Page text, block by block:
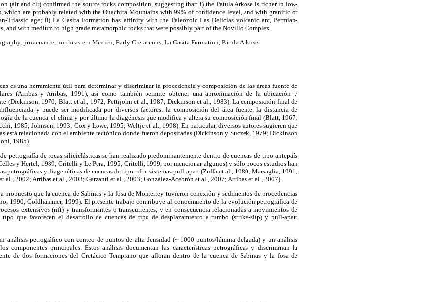
(alr and clr) confirmed the source rocks composition, suggesting that: i) the Patula Arkose is richer in low-
which are probably related with the Ouachita Mountains with 99% of confidence level, and with granitic or
Triassic age; ii) La Casita Formation has affinity with the Paleozoic Las Delicias volcanic arc, Permian-
and with medium to high grade metamorphic rocks that were possibly part of the Novillo Complex.
provenance, northeastern Mexico, Early Cretaceous, La Casita Formation, Patula Arkose.
es una herramienta útil para determinar y discriminar la procedencia y composición de las áreas fuente de
(Arribas y Arribas, 1991), así como también permite obtener una aproximación de la ubicación y
(Dickinson, 1970; Blatt et al., 1972; Pettijohn et al., 1987; Dickinson et al., 1983). La composición final de
y puede ser modificada por diversos factores: la composición del área fuente, la distancia de
de la cuenca, el clima y por último la diagénesis que modifica y altera su composición final (Blatt, 1967;
1985; Johnson, 1993; Cox y Lowe, 1995; Weltje et al., 1998). En particular, diversos autores sugieren que
está relacionada con el ambiente tectónico donde fueron depositadas (Dickinson y Suczek, 1979; Dickinson
1985).
petrografía de rocas siliciclásticas se han realizado predominantemente dentro de cuencas de tipo antepaís
y Hertel, 1989; Critelli y Le Pera, 1995; Critelli, 1999, por mencionar algunos) y sólo pocos estudios han
petrográficas y diagenéticas de cuencas de tipo rift o sistemas pull-apart (Zuffa et al., 1980; Marsaglia, 1991;
al., 2002; Arribas et al., 2003; Garzanti et al., 2003; González-Acebrón et al., 2007; Arribas et al., 2007).
propuesto que la cuenca de Sabinas y la fosa de Monterrey tuvieron conexión y sedimentos de procedencias
1990; Goldhammer, 1999). El presente trabajo contribuye al conocimiento de la evolución petrográfica de
extensivos (rift) y transformantes o transcurrentes, y en consecuencia relacionadas a movimientos de
tipo que favorecen el desarrollo de cuencas de tipo de desplazamiento a rumbo (strike-slip) y pull-apart
análisis petrográfico con conteo de puntos de alta densidad (~ 1000 puntos/lámina delgada) y un análisis
componentes principales. Estos análisis documentan las características petrográficas y discriminan la
de dos formaciones del Cretácico Temprano que afloran dentro de la cuenca de Sabinas y la fosa de